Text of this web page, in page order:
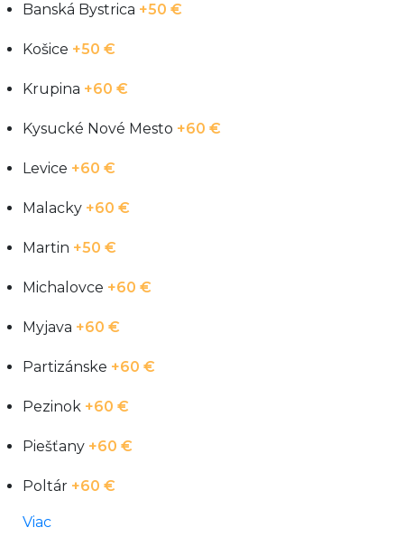
Banská Bystrica +50 €
Košice +50 €
Krupina +60 €
Kysucké Nové Mesto +60 €
Levice +60 €
Malacky +60 €
Martin +50 €
Michalovce +60 €
Myjava +60 €
Partizánske +60 €
Pezinok +60 €
Piešťany +60 €
Poltár +60 €
Viac